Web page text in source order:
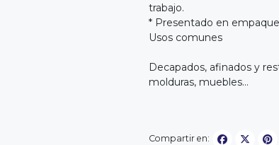
trabajo.
* Presentado en
Usos comunes
Decapados, afinados y
molduras, muebles...
Compartir en: